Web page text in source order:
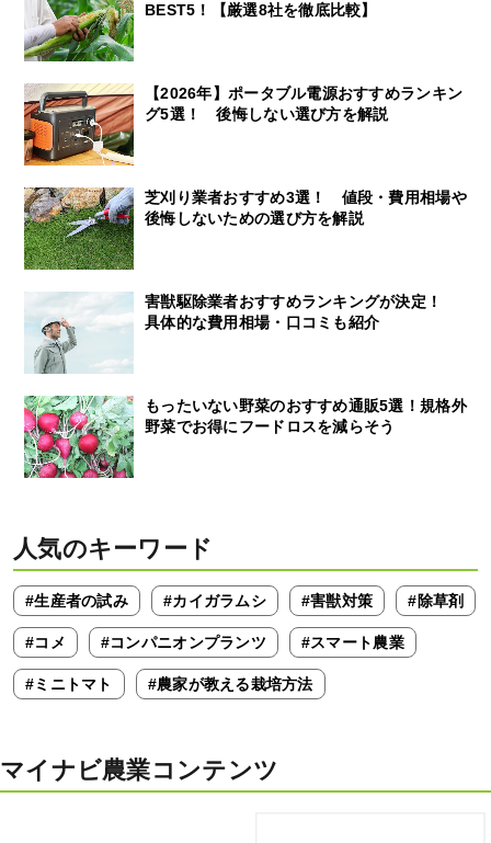
BEST5！【厳選8社を徹底比較】
【2026年】ポータブル電源おすすめランキン
グ5選！ 後悔しない選び方を解説
芝刈り業者おすすめ3選！ 値段・費用相場や
後悔しないための選び方を解説
害獣駆除業者おすすめランキングが決定！
具体的な費用相場・口コミも紹介
もったいない野菜のおすすめ通販5選！規格外
野菜でお得にフードロスを減らそう
人気のキーワード
#生産者の試み #カイガラムシ #害獣対策 #除草剤
#コメ #コンパニオンプランツ #スマート農業
#ミニトマト #農家が教える栽培方法
マイナビ農業コンテンツ